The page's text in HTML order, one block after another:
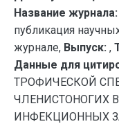
Название журнала:
публикация
журнале, Выпуск: ,
Данные для
ТРОФИЧЕСКОЙ
ЧЛЕНИСТОНОГИХ
ИНФЕКЦИОННЫХ